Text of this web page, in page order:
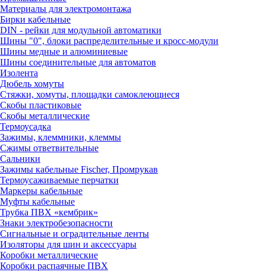
Материалы для электромонтажа
Бирки кабельные
DIN - рейки для модульной автоматики
Шины "0", блоки распределительные и кросс-модули
Шины медные и алюминиевые
Шины соединительные для автоматов
Изолента
Дюбель хомуты
Стяжки, хомуты, площадки самоклеющиеся
Скобы пластиковые
Скобы металлические
Термоусадка
Зажимы, клеммники, клеммы
Сжимы ответвительные
Сальники
Зажимы кабельные Fischer, Промрукав
Термоусаживаемые перчатки
Маркеры кабельные
Муфты кабельные
Трубка ПВХ «кембрик»
Знаки электробезопасности
Сигнальные и оградительные ленты
Изоляторы для шин и аксессуары
Коробки металлические
Коробки распаячные ПВХ